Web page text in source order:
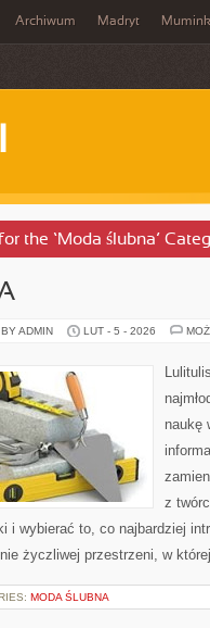
Archiwum Madryt
the ‘Moda ślubna’
ADMIN LUT - 5 - 2026
naukę
z
i wybierać to, co najbardziej
życzliwej przestrzeni, w
MODA ŚLUBNA